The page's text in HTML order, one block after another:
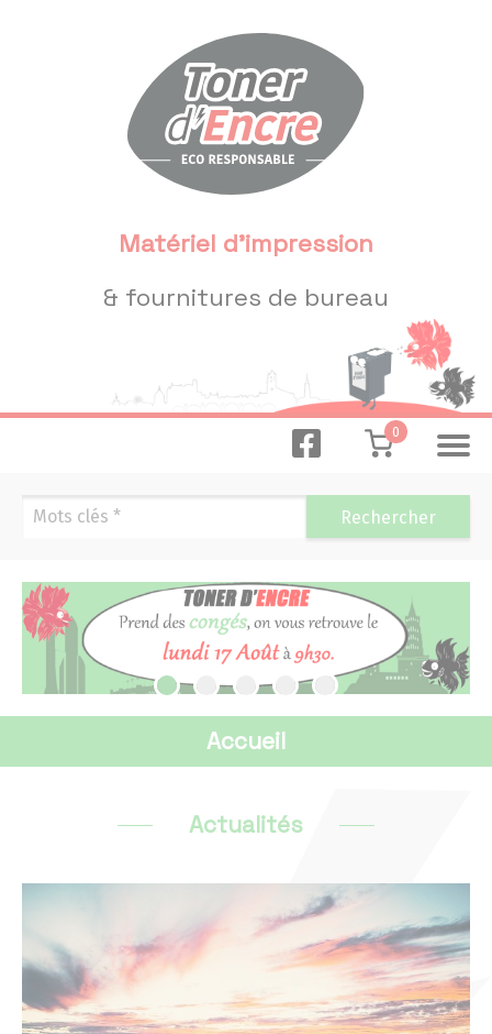
Matériel d'impression
& fournitures de bureau
Mascottes
Actualités 2026
Actualités 2025
Actualités 2022
Actualités 2021
Actualités 2020 et avant
0
Rechercher
Accueil
Actualités